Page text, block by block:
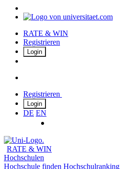
RATE & WIN
Registrieren
Login
Registrieren
Login
DE EN
RATE & WIN
Hochschulen
Hochschule finden Hochschulranking